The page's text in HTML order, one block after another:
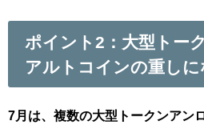
ポイント2：大型トー
アルトコインの重し
7月は、複数の大型トークンアン